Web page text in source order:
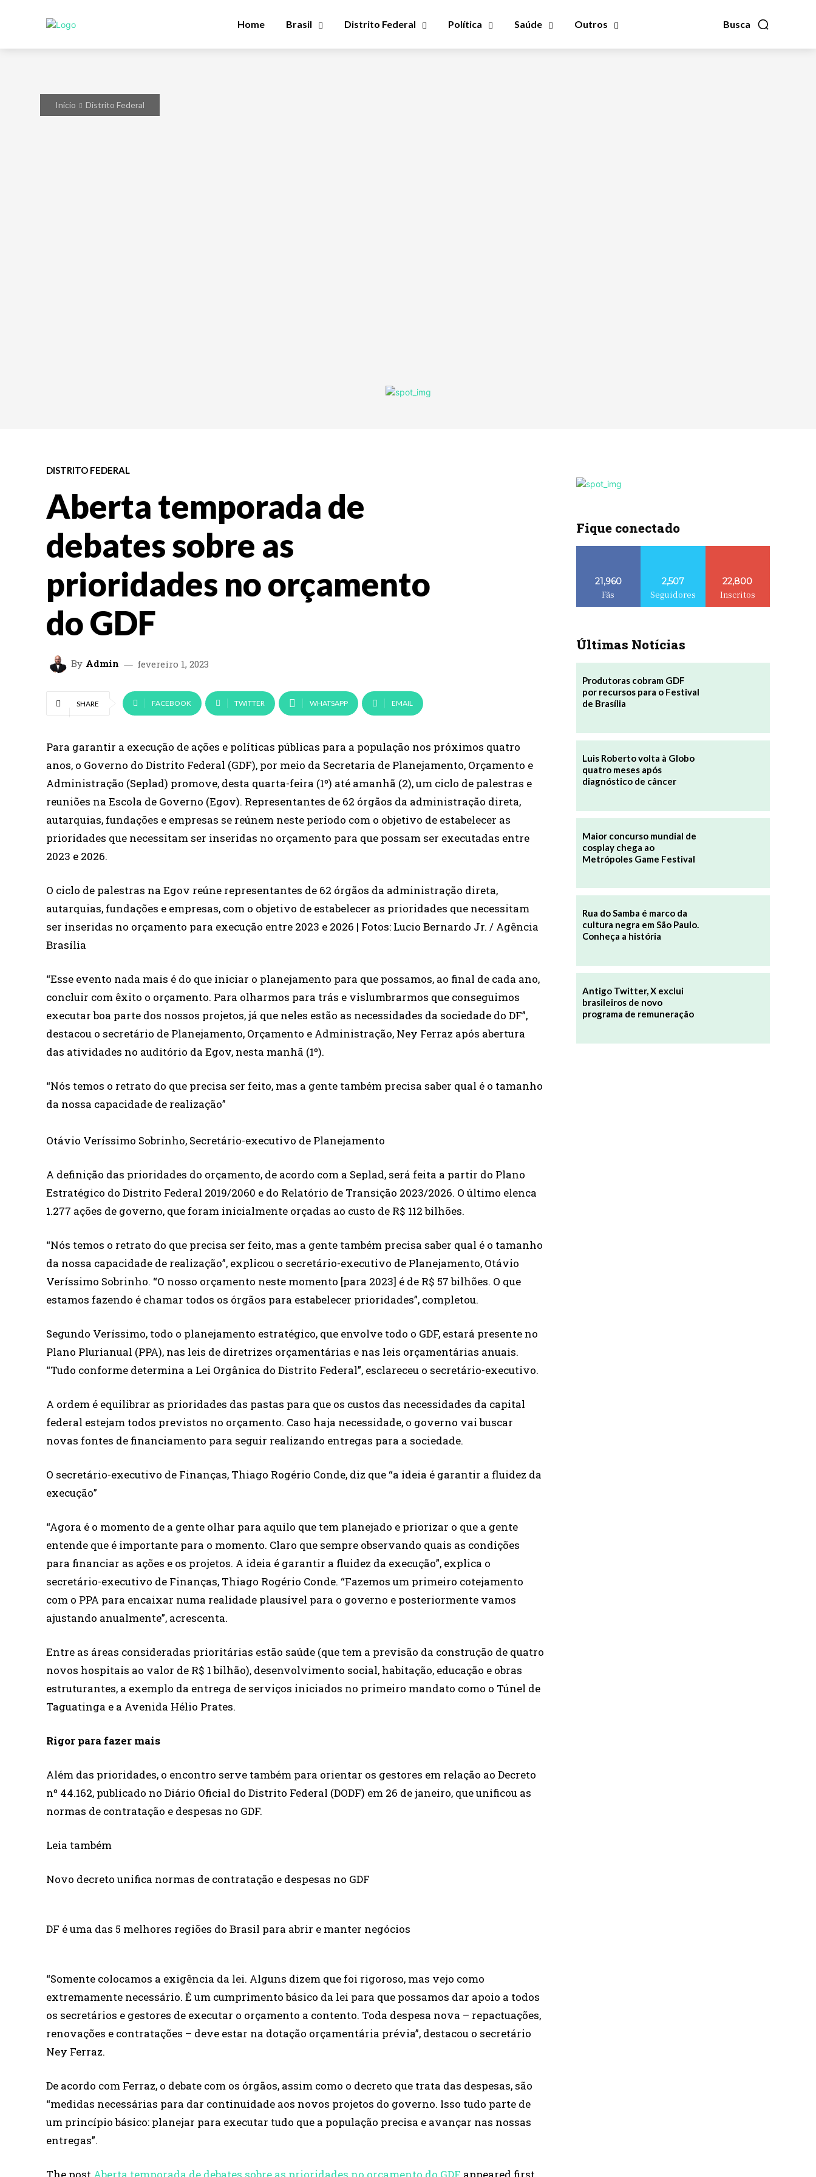
Busca
Home Brasil Distrito Federal Política Saúde Outros
Início Distrito Federal
DISTRITO FEDERAL
Aberta temporada de
debates sobre as
prioridades no orçamento
do GDF
By Admin fevereiro 1, 2023
SHARE FACEBOOK TWITTER WHATSAPP EMAIL
Para garantir a execução de ações e políticas públicas para a população nos próximos quatro
anos, o Governo do Distrito Federal (GDF), por meio da Secretaria de Planejamento, Orçamento e
Administração (Seplad) promove, desta quarta-feira (1º) até amanhã (2), um ciclo de palestras e
reuniões na Escola de Governo (Egov). Representantes de 62 órgãos da administração direta,
autarquias, fundações e empresas se reúnem neste período com o objetivo de estabelecer as
prioridades que necessitam ser inseridas no orçamento para que possam ser executadas entre
2023 e 2026.
O ciclo de palestras na Egov reúne representantes de 62 órgãos da administração direta,
autarquias, fundações e empresas, com o objetivo de estabelecer as prioridades que necessitam
ser inseridas no orçamento para execução entre 2023 e 2026 | Fotos: Lucio Bernardo Jr. / Agência
Brasília
“Esse evento nada mais é do que iniciar o planejamento para que possamos, ao final de cada ano,
concluir com êxito o orçamento. Para olharmos para trás e vislumbrarmos que conseguimos
executar boa parte dos nossos projetos, já que neles estão as necessidades da sociedade do DF”,
destacou o secretário de Planejamento, Orçamento e Administração, Ney Ferraz após abertura
das atividades no auditório da Egov, nesta manhã (1º).
“Nós temos o retrato do que precisa ser feito, mas a gente também precisa saber qual é o tamanho
da nossa capacidade de realização”
Otávio Veríssimo Sobrinho, Secretário-executivo de Planejamento
A definição das prioridades do orçamento, de acordo com a Seplad, será feita a partir do Plano
Estratégico do Distrito Federal 2019/2060 e do Relatório de Transição 2023/2026. O último elenca
1.277 ações de governo, que foram inicialmente orçadas ao custo de R$ 112 bilhões.
“Nós temos o retrato do que precisa ser feito, mas a gente também precisa saber qual é o tamanho
da nossa capacidade de realização”, explicou o secretário-executivo de Planejamento, Otávio
Veríssimo Sobrinho. “O nosso orçamento neste momento [para 2023] é de R$ 57 bilhões. O que
estamos fazendo é chamar todos os órgãos para estabelecer prioridades”, completou.
Segundo Veríssimo, todo o planejamento estratégico, que envolve todo o GDF, estará presente no
Plano Plurianual (PPA), nas leis de diretrizes orçamentárias e nas leis orçamentárias anuais.
“Tudo conforme determina a Lei Orgânica do Distrito Federal”, esclareceu o secretário-executivo.
A ordem é equilibrar as prioridades das pastas para que os custos das necessidades da capital
federal estejam todos previstos no orçamento. Caso haja necessidade, o governo vai buscar
novas fontes de financiamento para seguir realizando entregas para a sociedade.
O secretário-executivo de Finanças, Thiago Rogério Conde, diz que “a ideia é garantir a fluidez da
execução”
“Agora é o momento de a gente olhar para aquilo que tem planejado e priorizar o que a gente
entende que é importante para o momento. Claro que sempre observando quais as condições
para financiar as ações e os projetos. A ideia é garantir a fluidez da execução”, explica o
secretário-executivo de Finanças, Thiago Rogério Conde. “Fazemos um primeiro cotejamento
com o PPA para encaixar numa realidade plausível para o governo e posteriormente vamos
ajustando anualmente”, acrescenta.
Entre as áreas consideradas prioritárias estão saúde (que tem a previsão da construção de quatro
novos hospitais ao valor de R$ 1 bilhão), desenvolvimento social, habitação, educação e obras
estruturantes, a exemplo da entrega de serviços iniciados no primeiro mandato como o Túnel de
Taguatinga e a Avenida Hélio Prates.
Rigor para fazer mais
Além das prioridades, o encontro serve também para orientar os gestores em relação ao Decreto
nº 44.162, publicado no Diário Oficial do Distrito Federal (DODF) em 26 de janeiro, que unificou as
normas de contratação e despesas no GDF.
Leia também
Novo decreto unifica normas de contratação e despesas no GDF
DF é uma das 5 melhores regiões do Brasil para abrir e manter negócios
“Somente colocamos a exigência da lei. Alguns dizem que foi rigoroso, mas vejo como
extremamente necessário. É um cumprimento básico da lei para que possamos dar apoio a todos
os secretários e gestores de executar o orçamento a contento. Toda despesa nova – repactuações,
renovações e contratações – deve estar na dotação orçamentária prévia”, destacou o secretário
Ney Ferraz.
De acordo com Ferraz, o debate com os órgãos, assim como o decreto que trata das despesas, são
“medidas necessárias para dar continuidade aos novos projetos do governo. Isso tudo parte de
um princípio básico: planejar para executar tudo que a população precisa e avançar nas nossas
entregas”.
The post Aberta temporada de debates sobre as prioridades no orçamento do GDF appeared first
Fique conectado
21,960
Fãs
2,507
Seguidores
22,800
Inscritos
Últimas Notícias
Produtoras cobram GDF
por recursos para o Festival
de Brasília
Luis Roberto volta à Globo
quatro meses após
diagnóstico de câncer
Maior concurso mundial de
cosplay chega ao
Metrópoles Game Festival
Rua do Samba é marco da
cultura negra em São Paulo.
Conheça a história
Antigo Twitter, X exclui
brasileiros de novo
programa de remuneração